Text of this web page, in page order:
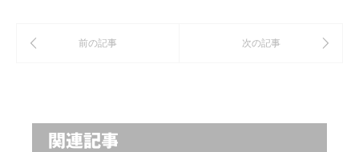
関連記事